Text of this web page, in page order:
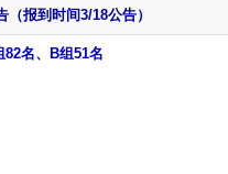
报到时间3/18公告）
名、B组51名